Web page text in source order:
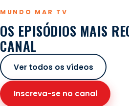
MUNDO MAR TV
OS EPISÓDIOS MAIS
CANAL
Ver todos os vídeos
Inscreva-se no canal